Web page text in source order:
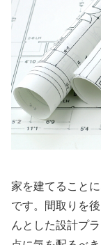
家を建てること
です。間取りを
んとした設計プ